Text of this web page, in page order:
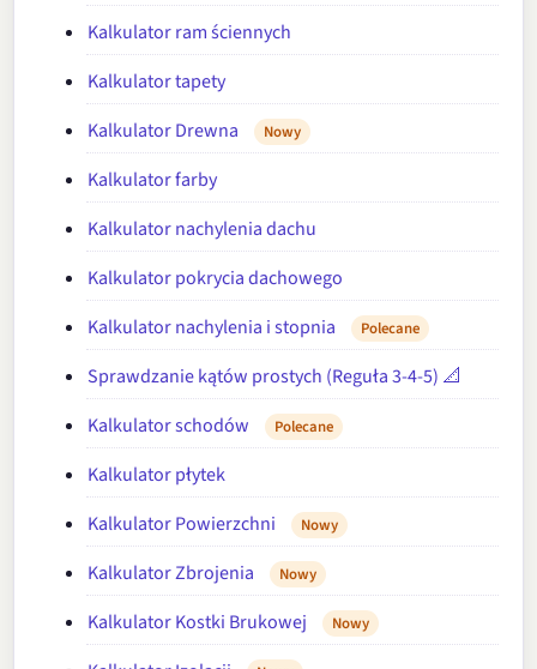
Kalkulator ram ściennych
Kalkulator tapety
Kalkulator Drewna
Nowy
Kalkulator farby
Kalkulator nachylenia dachu
Kalkulator pokrycia dachowego
Kalkulator nachylenia i stopnia
Polecane
Sprawdzanie kątów prostych (Reguła 3-4-5) 📐
Kalkulator schodów
Polecane
Kalkulator płytek
Kalkulator Powierzchni
Nowy
Kalkulator Zbrojenia Nowy
Kalkulator Kostki Brukowej Nowy